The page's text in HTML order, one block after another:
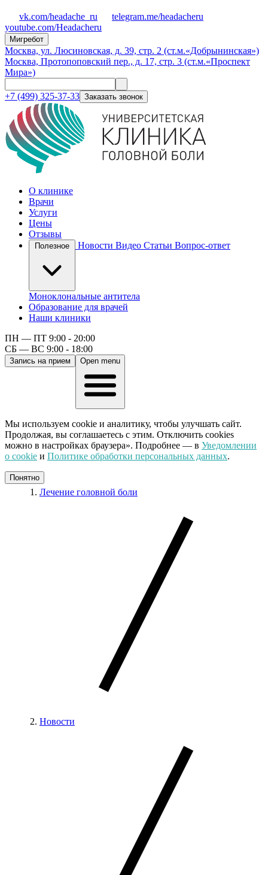
vk.com/headache_ru
telegram.me/headacheru
youtube.com/Headacheru
Мигребот
Москва, ул. Люсиновская, д. 39, стр. 2 (ст.м.«Добрынинская»)
Москва, Протопоповский пер., д. 17, стр. 3 (ст.м.«Проспект
Мира»)
+7 (499) 325-37-33 Заказать звонок
О клинике
Врачи
Услуги
Цены
Отзывы
Новости Видео Статьи Вопрос-ответ
Моноклональные антитела
Образование для врачей
Наши клиники
ПН — ПТ 9:00 - 20:00
СБ — ВС 9:00 - 18:00
Запись на прием Open menu
Мы используем cookie и аналитику, чтобы улучшать сайт.
Продолжая, вы соглашаетесь с этим. Отключить cookies
можно в настройках браузера». Подробнее — в Уведомлении
о cookie и Политике обработки персональных данных.
Понятно
Лечение головной боли
Новости